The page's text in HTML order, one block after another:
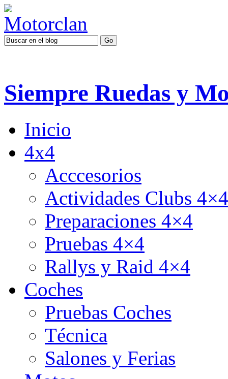
Siempre Ruedas y
Inicio
4x4
Acccesorios
Actividades Clubs 4×4
Preparaciones 4×4
Pruebas 4×4
Rallys y Raid 4×4
Coches
Pruebas Coches
Técnica
Salones y Ferias